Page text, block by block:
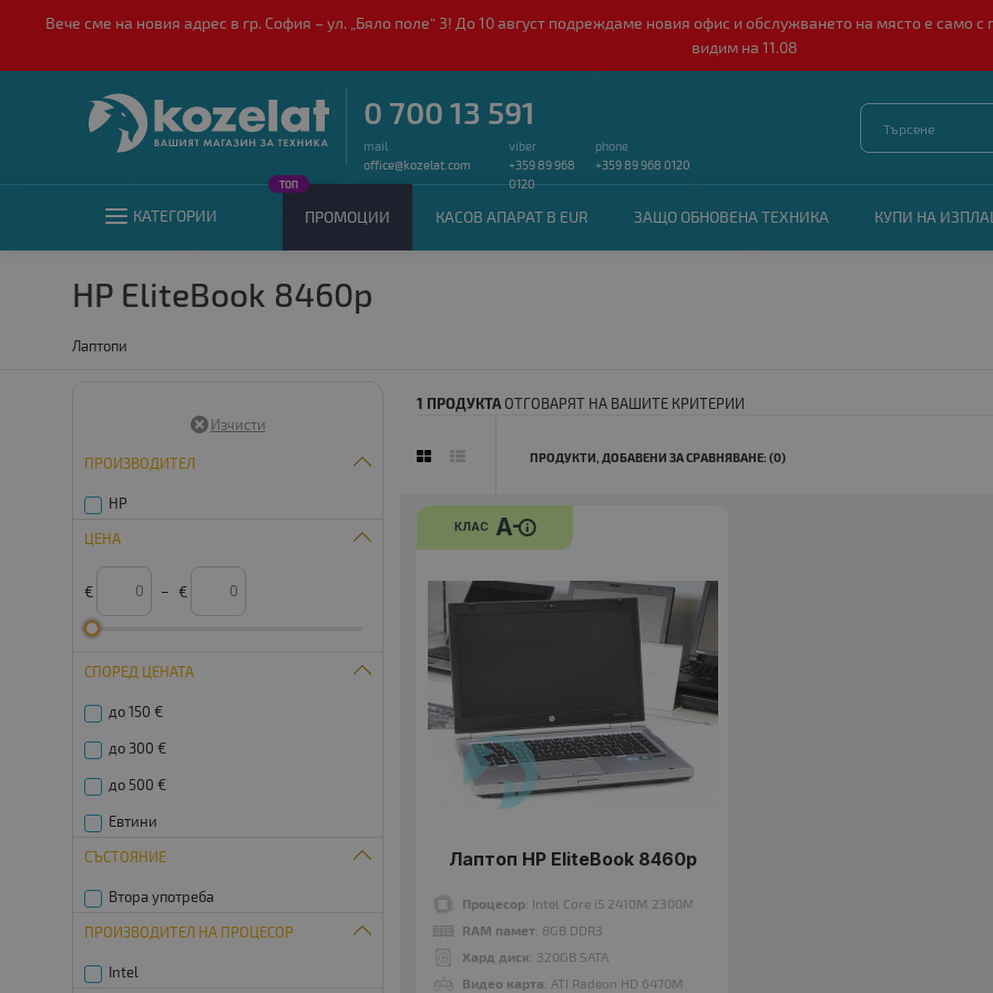
Вече сме на новия адрес в гр. София – ул. „Бяло поле“ 3! До 10 август подреждаме новия офис и обслужването на място е
видим на 11.08
0 700 13 591
mail
office@kozelat.com
viber
+359 89 968
0120
phone
+359 89 968 0120
КАТЕГОРИИ ПРОМОЦИИ
ТОП
КАСОВ АПАРАТ В EUR ЗАЩО ОБНОВЕНА ТЕХНИКА КУПИ НА
HP EliteBook 8460p
Лаптопи
ПРОИЗВОДИТЕЛ
HP
ЦЕНА
€ – €
СПОРЕД ЦЕНАТА
до 150 €
до 300 €
до 500 €
Евтини
СЪСТОЯНИЕ
Втора употреба
ПРОИЗВОДИТЕЛ НА ПРОЦЕСОР
Intel
1 ПРОДУКТА ОТГОВАРЯТ НА ВАШИТЕ КРИТЕРИИ
ПРОДУКТИ, ДОБАВЕНИ ЗА СРАВНЯВАНЕ: (0)
КЛАС A-
Лаптоп HP EliteBook 8460p
Процесор: Intel Core i5 2410M 2300Mhz 3MB
RAM памет: 8GB DDR3
Хард диск: 320GB SATA
Видео карта: ATI Radeon HD 6470M